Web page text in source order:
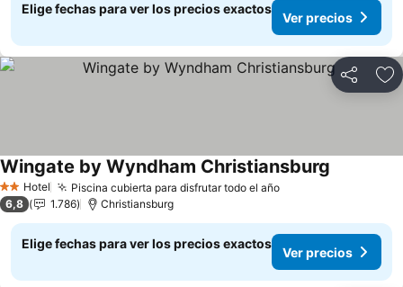
Elige fechas para ver los precios exactos
Ver precios
Compartir
2 Estrellas
Hotel Piscina cubierta para disfrutar todo el año
Wingate by Wyndham Christiansburg
6,8 1.786 Christiansburg
Elige fechas para ver los precios exactos
Ver precios